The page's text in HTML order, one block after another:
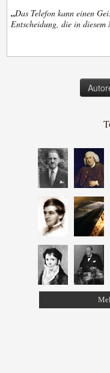
„Das Telefon kann einen
Entscheidung, die in